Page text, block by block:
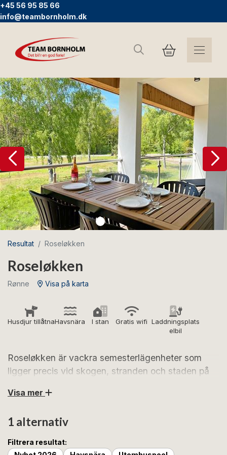
+45 56 95 85 66
info@teambornholm.dk
Sök
Resultat Roseløkken
Roseløkken
Rønne Visa på karta
Husdjur tillåtnaHavsnära I stan Gratis wifi Laddningsplats
elbil
Roseløkken är vackra semesterlägenheter som
ligger precis vid skogen, stranden och staden på
semesterlägenheter med en vacker inredning och
Rønne. Här möts du av vackra semesterlägenheter
Visa mer
1 alternativ
Filtrera resultat: